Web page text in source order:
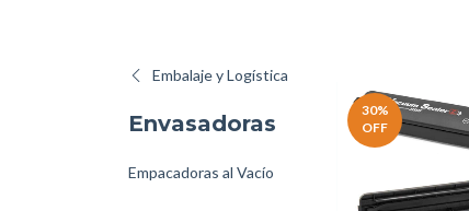
Embalaje y Logística
Envasadoras
Empacadoras al Vacío
30%
OFF